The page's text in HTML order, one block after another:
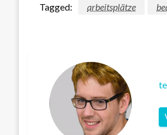
Tagged: arbeitsplätze